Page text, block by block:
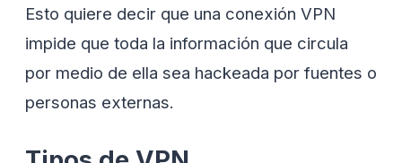
Esto quiere decir que una conexión VPN
impide que toda la información que circula
por medio de ella sea hackeada por fuentes o
personas externas.